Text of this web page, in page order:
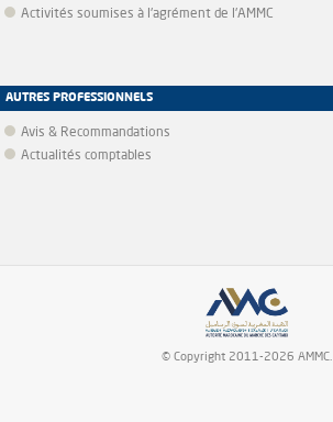
Activités soumises à l'agrément de l'AMMC
AUTRES PROFESSIONNELS
Avis & Recommandations
Actualités comptables
© Copyright 2011-2026 AMMC.